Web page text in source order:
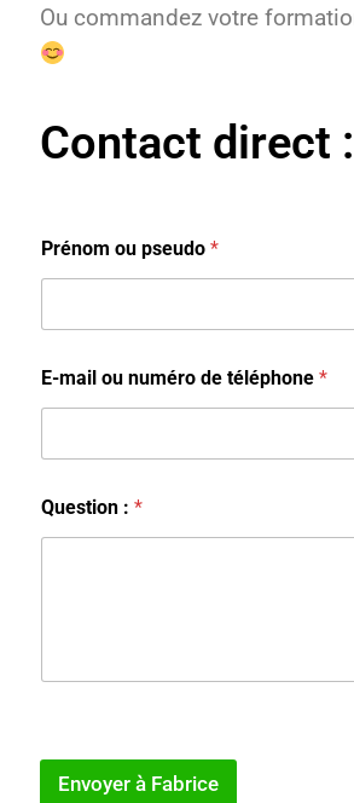
Ou commandez votre
Contact direct :
Prénom ou pseudo *
E-mail ou numéro de téléphone *
Question : *
Envoyer à Fabrice